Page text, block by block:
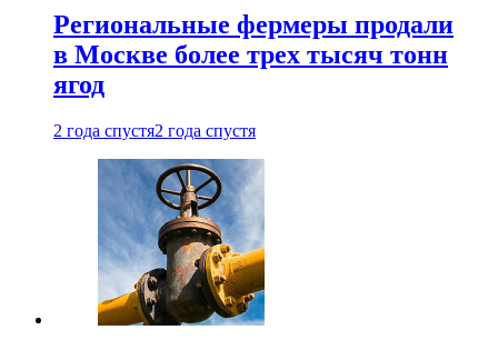
Региональные фермеры продали
в Москве более трех тысяч тонн
ягод
2 года спустя2 года спустя